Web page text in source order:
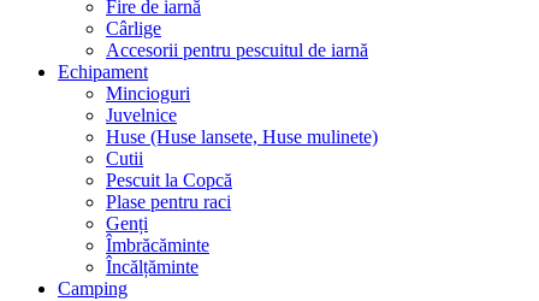
Fire de iarnă
Cârlige
Accesorii pentru pescuitul de iarnă
Echipament
Mincioguri
Juvelnice
Huse (Huse lansete, Huse mulinete)
Cutii
Pescuit la Copcă
Plase pentru raci
Genți
Îmbrăcăminte
Încălțăminte
Camping